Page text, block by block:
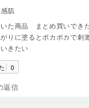
肌
た商品 まとめ買いでき
りに塗るとポカポカで刺
いきたい
0
返信